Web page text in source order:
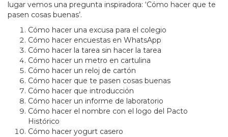
lugar vemos una pregunta inspiradora: ‘Cómo hacer que te
pasen cosas buenas’.
Cómo hacer una excusa para el colegio
Cómo hacer encuestas en WhatsApp
Cómo hacer la tarea sin hacer la tarea
Cómo hacer un metro en cartulina
Cómo hacer un reloj de cartón
Cómo hacer que te pasen cosas buenas
Cómo hacer que introducción
Cómo hacer un informe de laboratorio
Cómo hacer el nombre con el logo del Pacto
Histórico
Cómo hacer yogurt casero